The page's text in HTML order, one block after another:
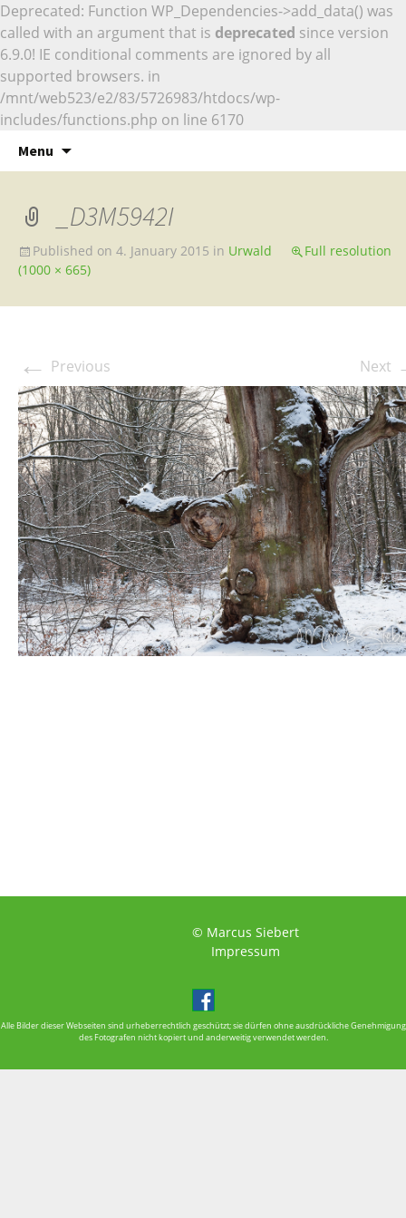
Deprecated: Function WP_Dependencies->add_data() was
called with an argument that is deprecated since version
6.9.0! IE conditional comments are ignored by all
supported browsers. in
/mnt/web523/e2/83/5726983/htdocs/wp-
includes/functions.php on line 6170
Marcus Siebert –
Naturfotografie
Naturfotografie
Menu
_D3M5942I
Published on 4. January 2015 in Urwald
Full resolution
(1000 × 665)
← Previous Next
© Marcus Siebert
Impressum
Alle Bilder dieser Webseiten sind urheberrechtlich geschützt; sie dürfen ohne ausdrückliche Genehmigung
des Fotografen nicht kopiert und anderweitig verwendet werden.